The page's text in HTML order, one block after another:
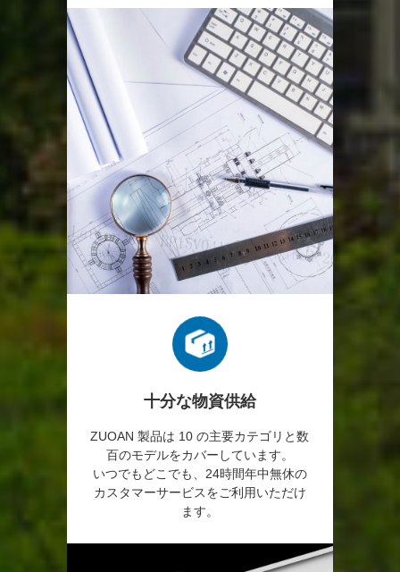
十分な物資供給
ZUOAN 製品は 10 の主要カテゴリと数
百のモデルをカバーしています。
いつでもどこでも、24時間年中無休の
カスタマーサービスをご利用いただけ
ます。